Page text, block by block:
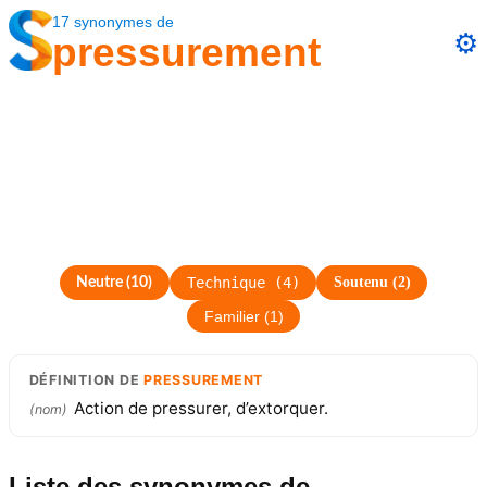
17 synonymes de
pressurement ⚙️
Neutre (10) Technique(4) Soutenu(2)
Familier(1 )
DÉFINITION DEPRESSUREMENT
(nom) Action de pressurer, d’extorquer.